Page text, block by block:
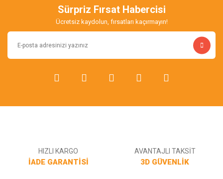
Ürün açıklamasında eksik bilgiler bulunuyor.
Ürün bilgilerinde hatalar bulunuyor.
Ürün fiyatı diğer sitelerden daha pahalı.
Bu ürüne benzer farklı alternatifler olmalı.
Sürpriz Fırsat Habercisi
Ücretsiz kaydolun, fırsatları kaçırmayın!
HIZLI KARGO
İADE GARANTİSİ
AVANTAJLI TAKSİT
3D GÜVENLİK